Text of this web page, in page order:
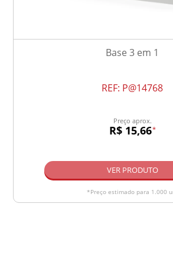
Base 3 em 1
REF: P@14768
Preço aprox.
R$ 15,66*
VER PRODUTO
*Preço estimado para 1.000